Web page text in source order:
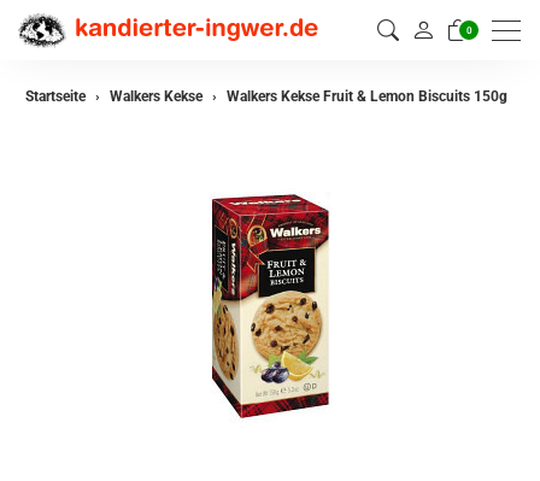
0
Startseite Walkers Kekse Walkers Kekse Fruit & Lemon Biscuits 150g